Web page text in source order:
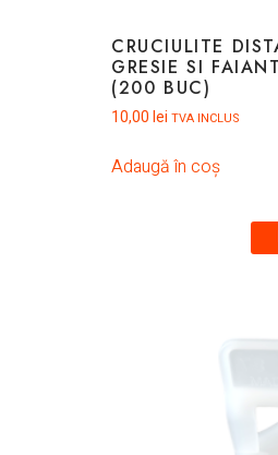
CRUCIULITE
GRESIE SI
(200 BUC)
10,00 lei TVA INCLUS
Adaugă în coș